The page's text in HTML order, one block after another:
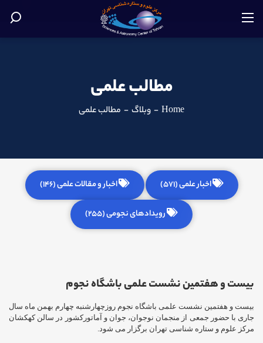
مطالب علمی
Home
- وبلاگ - مطالب علمی
اخبار علمی (571) اخبار و مقالات علمی (146)
رویدادهای نجومی (255)
بیست و هفتمین نشست علمی باشگاه نجوم
بیست و هفتمین نشست علمی باشگاه نجوم روزچهارشنبه چهارم بهمن ماه سال
جاری با حضور جمعی از منجمان نوجوان، جوان و آماتورکشور در سالن کهکشان
مرکز علوم و ستاره شناسی تهران برگزار می شود.